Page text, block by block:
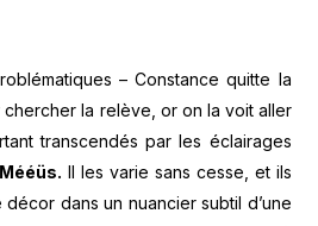
– Constance quitte la
la relève, or on la voit aller
transcendés par les éclairages
Mééüs. Il les varie sans cesse, et ils
dans un nuancier subtil d’une